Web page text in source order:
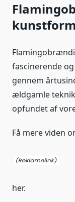
kunstform
fascinerende
gennem
ældgamle
opfundet af
Få mere viden
her.